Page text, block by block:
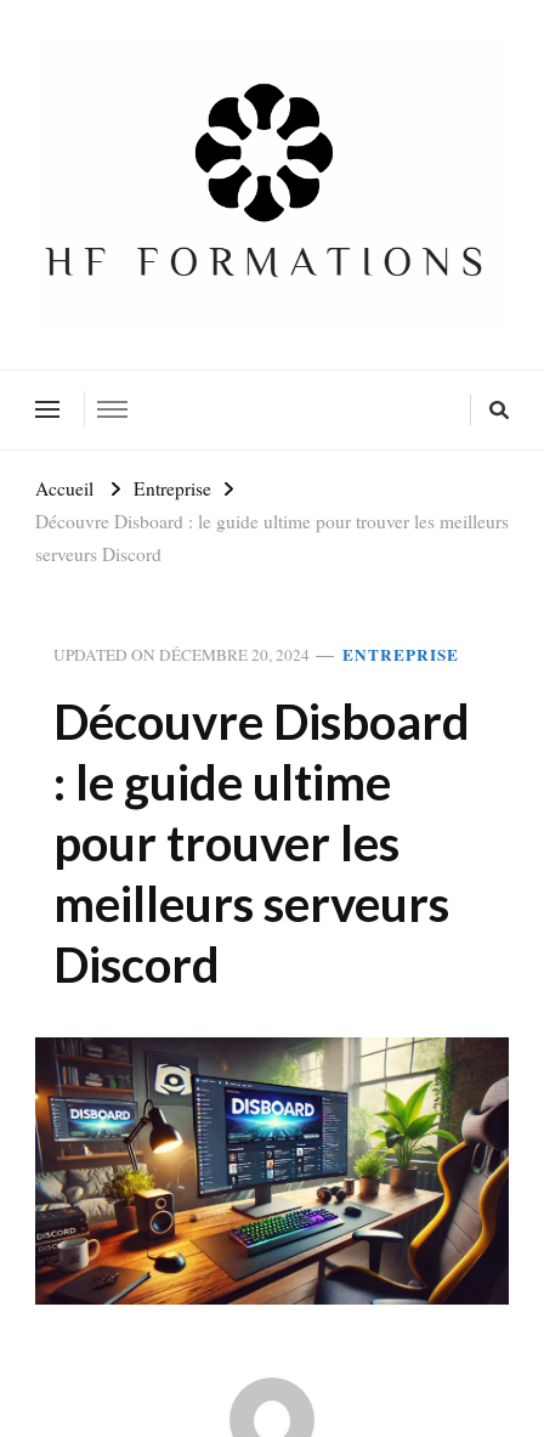
Accueil
Entreprise
Découvre Disboard : le guide ultime pour trouver les meilleurs
serveurs Discord
UPDATED ON DÉCEMBRE 20, 2024 ENTREPRISE
Découvre Disboard
: le guide ultime
pour trouver les
meilleurs serveurs
Discord